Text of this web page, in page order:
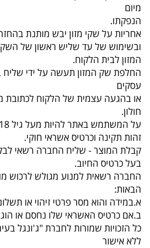
מיום
הנפקתו.
אחריות על שקי מזון יבש מותנת
ובשימוש של עד שליש ראשון של השק ותוך 14 ימים
המזון לבית הלקוח.
עסקים
חולון.
על המשתמש באתר להיות מעל גיל 18 בעל תעודת
זהות תקינה וכרטיס אשראי חוקי.
קבלת המוצר - שליח החברה רשאי
בעל כרטיס החיוב.
החברה רשאית למנוע מגולש לרכוש
הבאות:
א.במידה והוא מסר פרטי זיהוי או
ב.אם כרטיס האשראי שלו נחסם או
כל הזכויות שמורות לחברת "ג'ונגל
ללא אישור